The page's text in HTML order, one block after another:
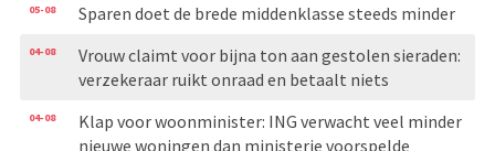
05-08 Sparen doet de brede middenklasse steeds minder
04-08
Vrouw claimt voor bijna ton aan gestolen sieraden:
verzekeraar ruikt onraad en betaalt niets
04-08
Klap voor woonminister: ING verwacht veel minder
nieuwe woningen dan ministerie voorspelde